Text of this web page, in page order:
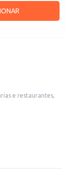
e restaurantes,